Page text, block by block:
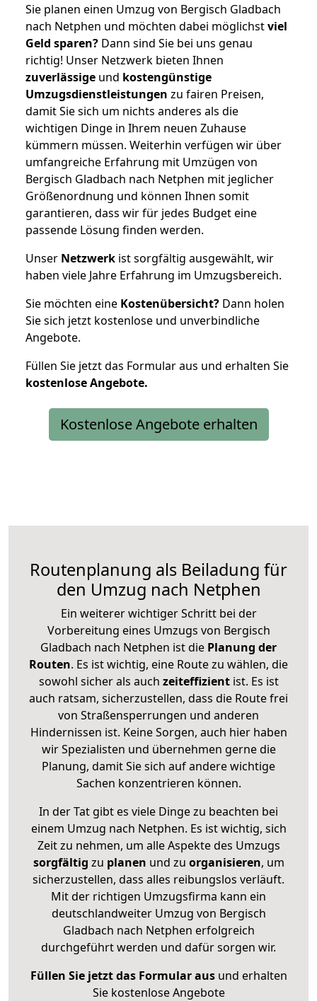
Sie planen einen Umzug von Bergisch Gladbach
nach Netphen und möchten dabei möglichstviel
Geld sparen? Dann sind Sie bei uns genau
richtig! Unser Netzwerk bieten Ihnen
zuverlässige und kostengünstige
Umzugsdienstleistungen zu fairen Preisen,
damit Sie sich um nichts anderes als die
wichtigen Dinge in Ihrem neuen Zuhause
kümmern müssen. Weiterhin verfügen wir über
umfangreiche Erfahrung mit Umzügen von
Bergisch Gladbach nach Netphen mit jeglicher
Größenordnung und können Ihnen somit
garantieren, dass wir für jedes Budget eine
passende Lösung finden werden.
Unser Netzwerk ist sorgfältig ausgewählt, wir
haben viele Jahre Erfahrung im Umzugsbereich.
Sie möchten eine Kostenübersicht? Dann holen
Sie sich jetzt kostenlose und unverbindliche
Angebote.
Füllen Sie jetzt das Formular aus und erhalten Sie
kostenloseAngebote.
Kostenlose Angebote erhalten
Routenplanung als Beiladung für
den Umzug nach Netphen
Ein weiterer wichtiger Schritt bei der
Vorbereitung eines Umzugs von Bergisch
Gladbach nach Netphen ist die Planung der
Routen. Es ist wichtig, eine Route zu wählen, die
sowohl sicher als auch zeiteffizientist. Es ist
auch ratsam, sicherzustellen, dass die Route frei
von Straßensperrungen und anderen
Hindernissen ist. Keine Sorgen, auch hier haben
wir Spezialisten und übernehmen gerne die
Planung, damit Sie sich auf andere wichtige
Sachen konzentrieren können.
In der Tat gibt es viele Dinge zu beachten bei
einem Umzug nach Netphen. Es ist wichtig, sich
Zeit zu nehmen, um alle Aspekte des Umzugs
sorgfältig zu planen und zu organisieren, um
sicherzustellen, dass alles reibungslos verläuft.
Mit der richtigen Umzugsfirma kann ein
deutschlandweiter Umzug von Bergisch
Gladbach nach Netphen erfolgreich
durchgeführt werden und dafür sorgen wir.
Füllen Sie jetzt das Formular ausund erhalten
Sie kostenlose Angebote